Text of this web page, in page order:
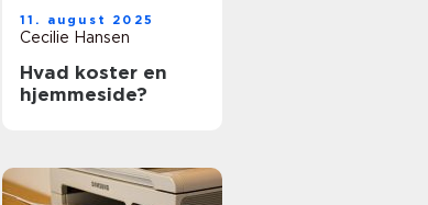
11. august 2025
Cecilie Hansen
Hvad koster en
hjemmeside?